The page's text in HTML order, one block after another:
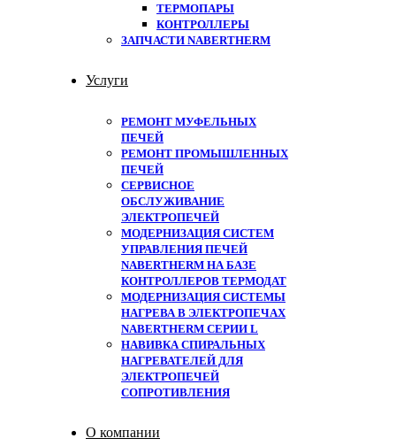
ТЕРМОПАРЫ
КОНТРОЛЛЕРЫ
ЗАПЧАСТИ NABERTHERM
Услуги
РЕМОНТ МУФЕЛЬНЫХ
ПЕЧЕЙ
РЕМОНТ ПРОМЫШЛЕННЫХ
ПЕЧЕЙ
СЕРВИСНОЕ
ОБСЛУЖИВАНИЕ
ЭЛЕКТРОПЕЧЕЙ
МОДЕРНИЗАЦИЯ СИСТЕМ
УПРАВЛЕНИЯ ПЕЧЕЙ
NABERTHERM НА БАЗЕ
КОНТРОЛЛЕРОВ ТЕРМОДАТ
МОДЕРНИЗАЦИЯ СИСТЕМЫ
НАГРЕВА В ЭЛЕКТРОПЕЧАХ
NABERTHERM СЕРИИ L
НАВИВКА СПИРАЛЬНЫХ
НАГРЕВАТЕЛЕЙ ДЛЯ
ЭЛЕКТРОПЕЧЕЙ
СОПРОТИВЛЕНИЯ
О компании